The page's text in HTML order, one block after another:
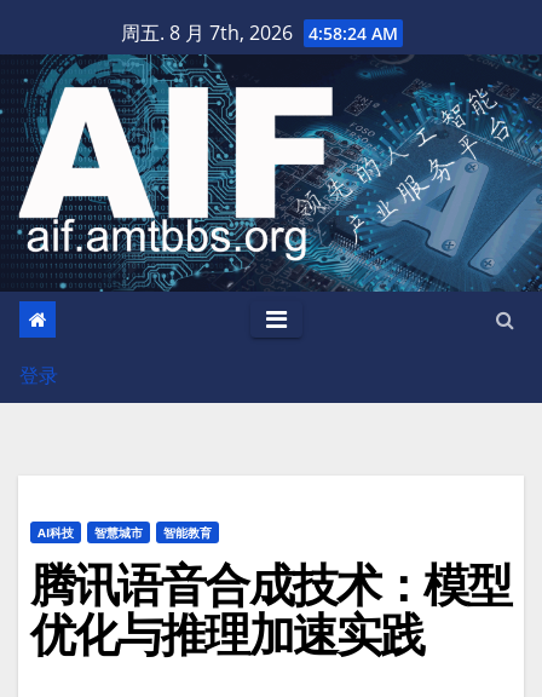
至
内
容
周五. 8 月 7th, 2026 4:58:25 AM
登录
AI科技 智慧城市 智能教育
腾讯语音合成技术：模型
优化与推理加速实践